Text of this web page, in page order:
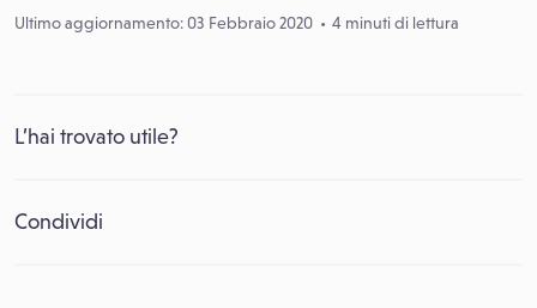
Ultimo aggiornamento: 03 Febbraio 2020 4 minuti di lettura
L’hai trovato utile?
Condividi